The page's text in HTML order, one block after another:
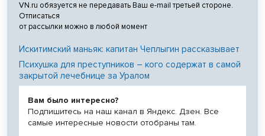
VN.ru обязуется не передавать Ваш e-mail третьей стороне.
Отписаться
от рассылки можно в любой момент
Искитимский маньяк: капитан Чеплыгин рассказывает
Психушка для преступников – кого содержат в самой
закрытой лечебнице за Уралом
Вам было интересно?
Подпишитесь на наш канал в Яндекс. Дзен. Все
самые интересные новости отобраны там.